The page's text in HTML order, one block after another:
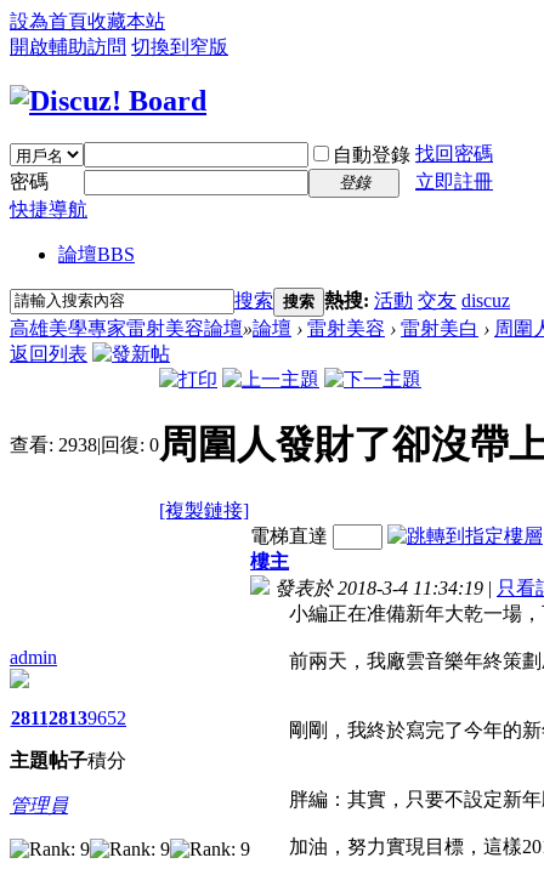
設為首頁收藏本站
開啟輔助訪問 切換到窄版
自動登錄 找回密碼
密碼
登錄
立即註冊
快捷導航
論壇BBS
搜索 搜索 熱搜: 活動 交友 discuz
高雄美學專家雷射美容論壇»論壇 › 雷射美容 › 雷射美白 › 周圍
返回列表
查看: 2938|回復: 0周圍人發財了卻沒帶
[複製鏈接]
admin
2811
主題
2813
帖子
9652
積分
管理員
電梯直達
樓主
發表於 2018-3-4 11:34:19 | 只看
小編正在准備新年大乾一場，
前兩天，我廠雲音樂年終策劃
剛剛，我終於寫完了今年的新
胖編：其實，只要不設定新年
加油，努力實現目標，這樣